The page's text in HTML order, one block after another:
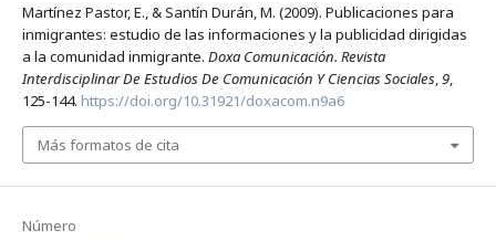
Número
Martínez Pastor, E., & Santín Durán, M. (2009). Publicaciones para
inmigrantes: estudio de las informaciones y la publicidad dirigidas
a la comunidad inmigrante. Doxa Comunicación. Revista
Interdisciplinar De Estudios De Comunicación Y Ciencias Sociales,9,
125-144. https://doi.org/10.31921/doxacom.n9a6
Más formatos de cita